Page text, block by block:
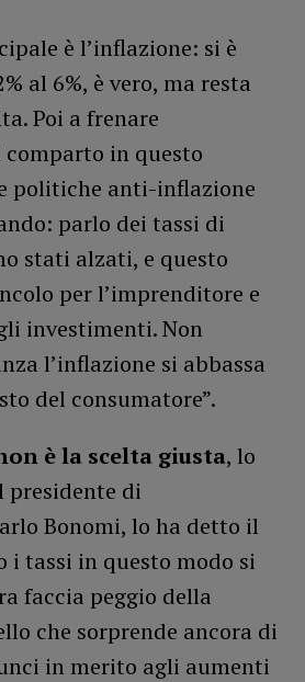
è l’inflazione: si è
al 6%, è vero, ma resta
Poi a frenare
in questo
politiche anti-inflazione
parlo dei tassi di
stati alzati, e questo
per l’imprenditore e
investimenti. Non
l’inflazione si abbassa
del consumatore”.
è la scelta giusta, lo
presidente di
Bonomi, lo ha detto il
i tassi in questo modo si
faccia peggio della
che sorprende ancora di
in merito agli aumenti